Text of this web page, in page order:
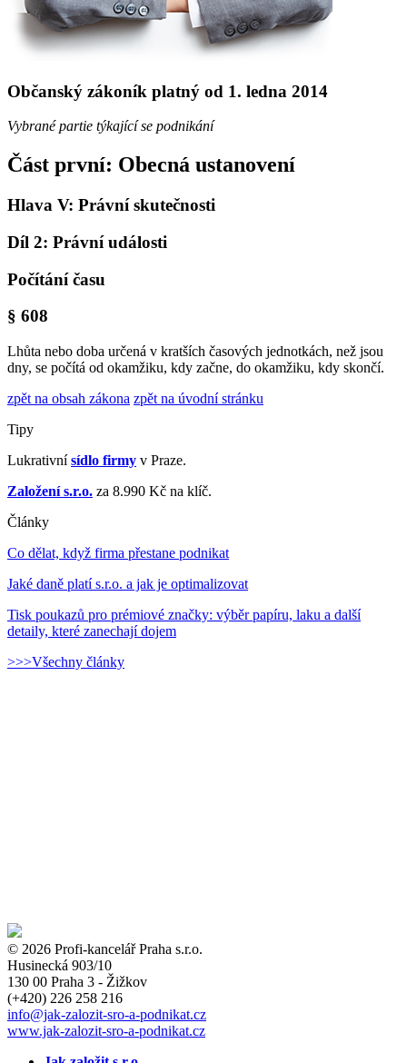
Občanský zákoník platný od 1. ledna 2014
Vybrané partie týkající se podnikání
Část první: Obecná ustanovení
Hlava V: Právní skutečnosti
Díl 2: Právní události
Počítání času
§ 608
Lhůta nebo doba určená v kratších časových jednotkách, než jsou
dny, se počítá od okamžiku, kdy začne, do okamžiku, kdy skončí.
zpět na obsah zákona zpět na úvodní stránku
Tipy
Lukrativnísídlo firmy v Praze.
Založení s.r.o. za 8.990 Kč na klíč.
Články
Co dělat, když firma přestane podnikat
Jaké daně platí s.r.o. a jak je optimalizovat
Tisk poukazů pro prémiové značky: výběr papíru, laku a další
detaily, které zanechají dojem
>>>Všechny články
© 2026 Profi-kancelář Praha s.r.o.
Husinecká 903/10
130 00 Praha 3 - Žižkov
(+420) 226 258 216
info@jak-zalozit-sro-a-podnikat.cz
www.jak-zalozit-sro-a-podnikat.cz